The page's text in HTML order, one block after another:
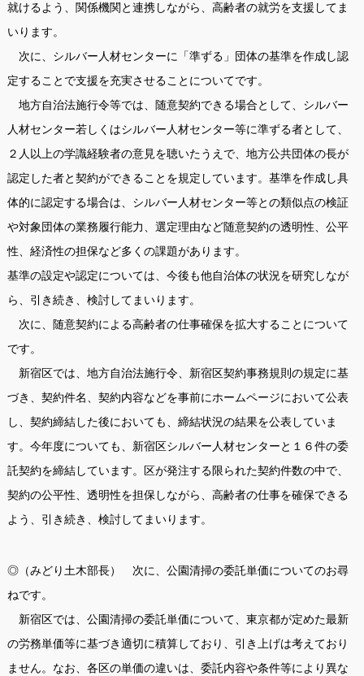
就けるよう、関係機関と連携しながら、高齢者の就労を支援してま
いります。
次に、シルバー人材センターに「準ずる」団体の基準を作成し認
定することで支援を充実させることについてです。
地方自治法施行令等では、随意契約できる場合として、シルバー
人材センター若しくはシルバー人材センター等に準ずる者として、
２人以上の学識経験者の意見を聴いたうえで、地方公共団体の長が
認定した者と契約ができることを規定しています。基準を作成し具
体的に認定する場合は、シルバー人材センター等との類似点の検証
や対象団体の業務履行能力、選定理由など随意契約の透明性、公平
性、経済性の担保など多くの課題があります。
基準の設定や認定については、今後も他自治体の状況を研究しなが
ら、引き続き、検討してまいります。
次に、随意契約による高齢者の仕事確保を拡大することについて
です。
新宿区では、地方自治法施行令、新宿区契約事務規則の規定に基
づき、契約件名、契約内容などを事前にホームページにおいて公表
し、契約締結した後においても、締結状況の結果を公表していま
す。今年度についても、新宿区シルバー人材センターと１６件の委
託契約を締結しています。区が発注する限られた契約件数の中で、
契約の公平性、透明性を担保しながら、高齢者の仕事を確保できる
よう、引き続き、検討してまいります。
◎（みどり土木部長） 次に、公園清掃の委託単価についてのお尋
ねです。
新宿区では、公園清掃の委託単価について、東京都が定めた最新
の労務単価等に基づき適切に積算しており、引き上げは考えており
ません。なお、各区の単価の違いは、委託内容や条件等により異な